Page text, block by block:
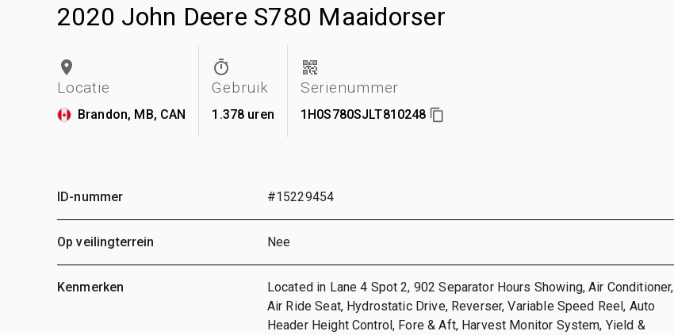
2020 John Deere S780 Maaidorser
Locatie
Brandon, MB, CAN
Gebruik
1.378 uren
Serienummer
1H0S780SJLT810248
ID-nummer #15229454
Op veilingterrein Nee
Kenmerken
Located in Lane 4 Spot 2, 902 Separator Hours Showing, Air Conditioner,
Air Ride Seat, Hydrostatic Drive, Reverser, Variable Speed Reel, Auto
Header Height Control, Fore & Aft, Harvest Monitor System, Yield &